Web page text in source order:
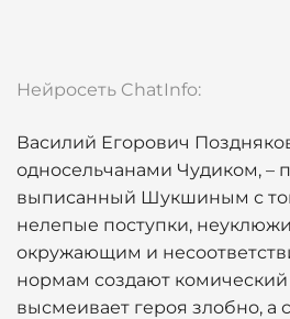
Нейросеть ChatInfo:
Василий Егорович
односельчанами Чудиком, –
выписанный Шукшиным с
нелепые поступки,
окружающим и
нормам создают
высмеивает героя злобно, а